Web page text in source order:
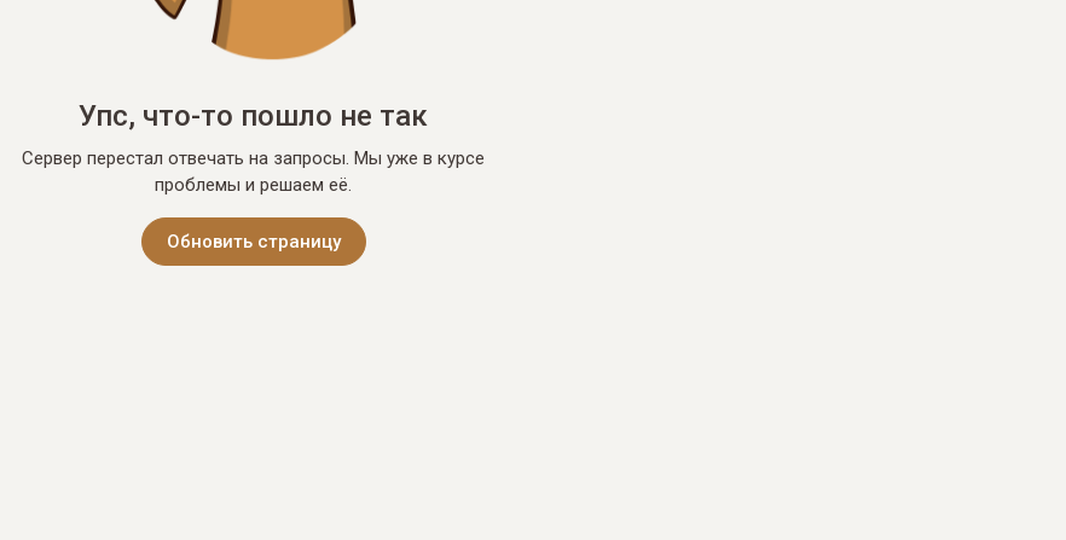
Упс, что-то пошло не так
Сервер перестал отвечать на запросы. Мы уже в курсе
проблемы и решаем её.
Обновить страницу